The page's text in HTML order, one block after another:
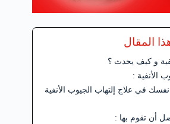
المقال
و كيف يحدث ؟
الأنفية :
في علاج إلتهاب الجيوب الأنفية
أن تقوم بها :